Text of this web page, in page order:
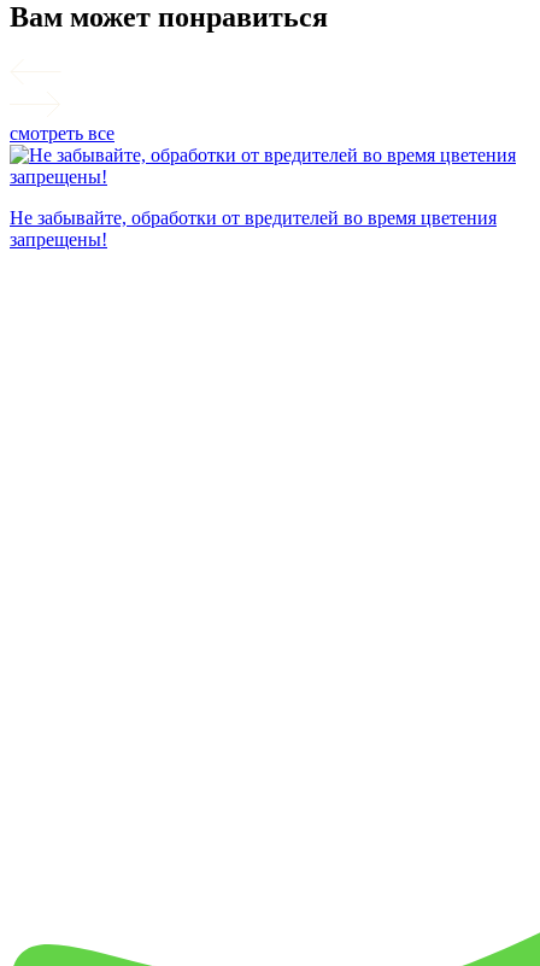
Вам может понравиться
смотреть все
Не забывайте, обработки от вредителей во время цветения
запрещены!